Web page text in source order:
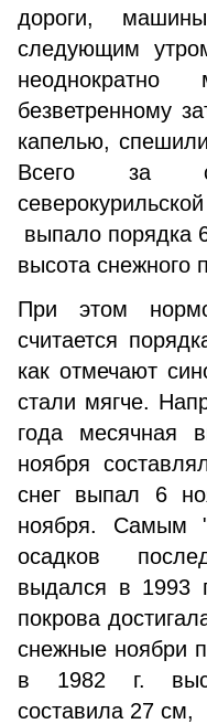
дороги,
следующим
безветренному
капелью,
Всего за
выпало порядка
высота снежного
При этом
считается
как отмечают
стали мягче.
года месячная
ноября
снег выпал 6
ноября. Самым
осадков
выдался в 1993
покрова
снежные ноябри
в 1982 г.
составила 27 см,